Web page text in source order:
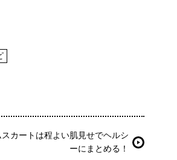
カートは程よい肌見せでヘルシ
ーにまとめる！